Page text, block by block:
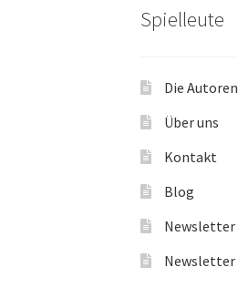
Spielleute
Die Autoren
Über uns
Kontakt
Blog
Newsletter
Newsletter